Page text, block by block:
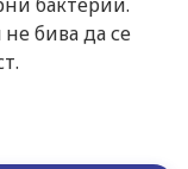
бива да се